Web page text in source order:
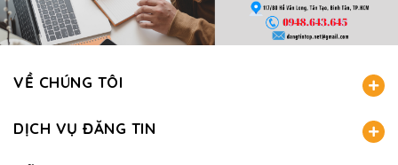
VỀ CHÚNG TÔI
DỊCH VỤ ĐĂNG TIN